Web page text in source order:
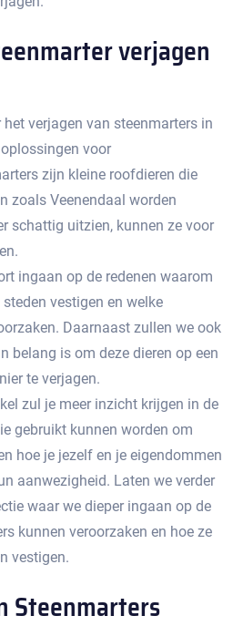
verjagen
verjagen van steenmarters in
voor
zijn kleine roofdieren die
zoals Veenendaal worden
schattig uitzien, kunnen ze voor
ingaan op de redenen waarom
vestigen en welke
Daarnaast zullen we ook
belang is om deze dieren op een
te verjagen.​
zul je meer inzicht krijgen in de
gebruikt kunnen worden om
hoe je jezelf en je eigendommen
aanwezigheid.​ Laten we verder
waar we dieper ingaan op de
kunnen veroorzaken en hoe ze
vestigen.​
Steenmarters